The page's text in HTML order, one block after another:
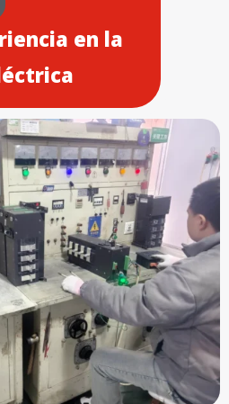
en la